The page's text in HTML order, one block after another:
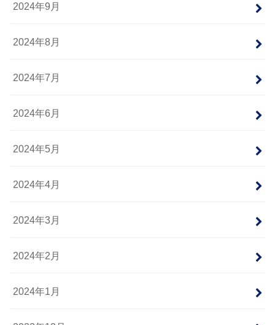
2024年9月
2024年8月
2024年7月
2024年6月
2024年5月
2024年4月
2024年3月
2024年2月
2024年1月